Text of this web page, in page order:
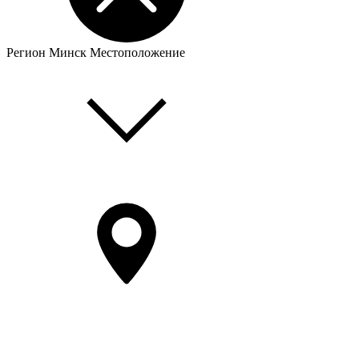
Регион Минск Местоположение